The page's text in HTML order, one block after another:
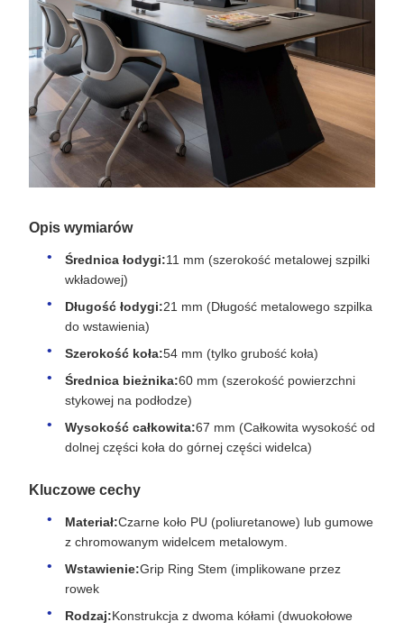
Opis wymiarów
Średnica łodygi:11 mm (szerokość metalowej szpilki
wkładowej)
Długość łodygi:21 mm (Długość metalowego szpilka
do wstawienia)
Szerokość koła:54 mm (tylko grubość koła)
Średnica bieżnika:60 mm (szerokość powierzchni
stykowej na podłodze)
Wysokość całkowita:67 mm (Całkowita wysokość od
dolnej części koła do górnej części widelca)
Kluczowe cechy
Materiał:Czarne koło PU (poliuretanowe) lub gumowe
z chromowanym widelcem metalowym.
Wstawienie:Grip Ring Stem (implikowane przez
rowek
Rodzaj:Konstrukcja z dwoma kółami (dwuokołowe